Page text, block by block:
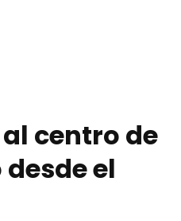
centro de
el